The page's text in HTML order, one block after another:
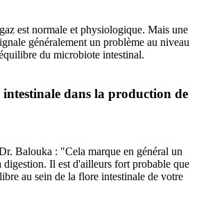
est normale et physiologique. Mais une
généralement un problème au niveau
du microbiote intestinal.
dans la production de
Balouka : "Cela marque en général un
digestion. Il est d'ailleurs fort probable que
au sein de la flore intestinale de votre